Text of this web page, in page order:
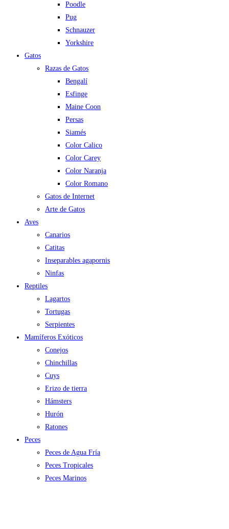
Poodle
Pug
Schnauzer
Yorkshire
Gatos
Razas de Gatos
Bengalí
Esfinge
Maine Coon
Persas
Siamés
Color Calico
Color Carey
Color Naranja
Color Romano
Gatos de Internet
Arte de Gatos
Aves
Canarios
Catitas
Inseparables agapornis
Ninfas
Reptiles
Lagartos
Tortugas
Serpientes
Mamíferos Exóticos
Conejos
Chinchillas
Cuys
Erizo de tierra
Hámsters
Hurón
Ratones
Peces
Peces de Agua Fría
Peces Tropicales
Peces Marinos